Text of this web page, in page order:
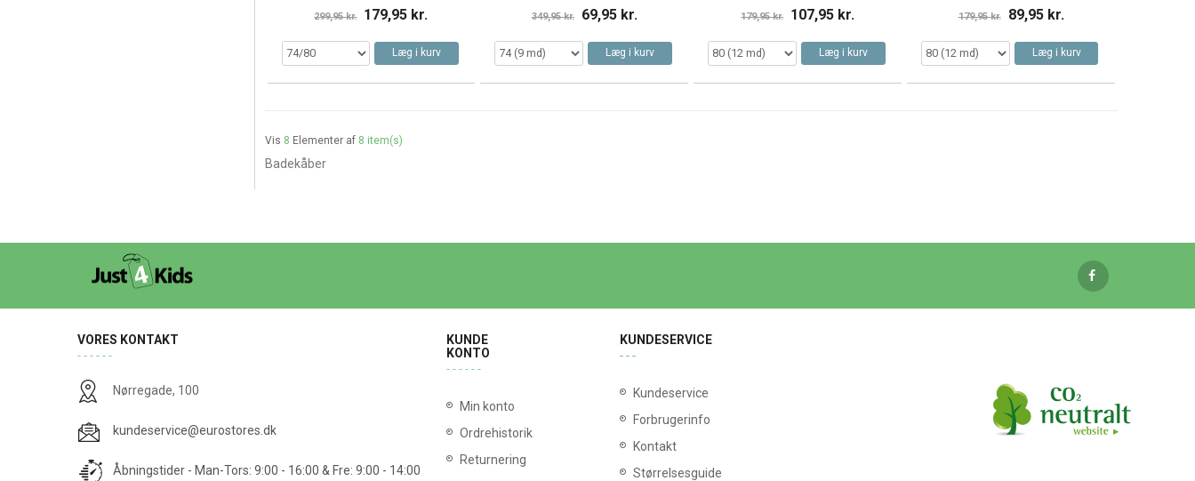
299,95 kr. 179,95 kr.
Læg i kurv
349,95 kr. 69,95 kr.
Læg i kurv
179,95 kr. 107,95 kr.
Læg i kurv
179,95 kr. 89,95 kr.
Læg i kurv
Vis 8 Elementer af 8 item(s)
Badekåber
VORES KONTAKT
Nørregade, 100
kundeservice@eurostores.dk
Åbningstider - Man-Tors: 9:00 - 16:00 & Fre: 9:00 - 14:00
KUNDE
KONTO
Min konto
Ordrehistorik
Returnering
KUNDESERVICE
Kundeservice
Forbrugerinfo
Kontakt
Størrelsesguide